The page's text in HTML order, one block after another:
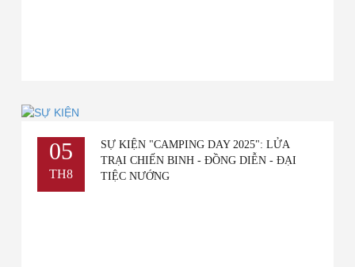
05
TH8
SỰ KIỆN "CAMPING DAY 2025": LỬA
TRẠI CHIẾN BINH - ĐỒNG DIỄN - ĐẠI
TIỆC NƯỚNG